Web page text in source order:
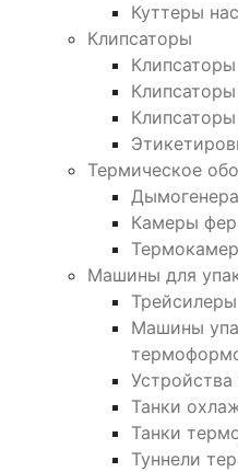
Куттеры
Клипсаторы
Термическое
Камеры
Машины для
Трейсилеры
Машины
Танки
Танки
Туннели